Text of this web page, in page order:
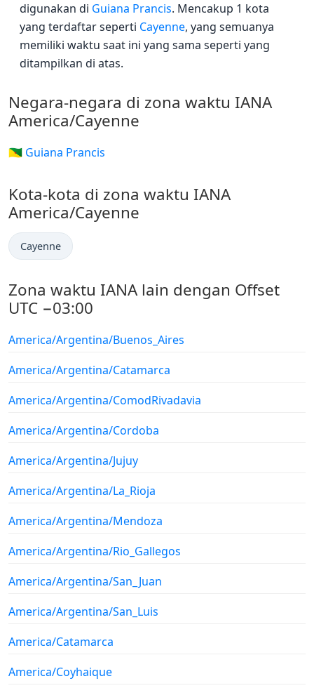
digunakan di Guiana Prancis. Mencakup 1 kota
yang terdaftar seperti Cayenne, yang semuanya
memiliki waktu saat ini yang sama seperti yang
ditampilkan di atas.
Negara-negara di zona waktu IANA
America/Cayenne
🇬🇫 Guiana Prancis
Kota-kota di zona waktu IANA
America/Cayenne
Cayenne
Zona waktu IANA lain dengan Offset
UTC −03:00
America/Argentina/Buenos_Aires
America/Argentina/Catamarca
America/Argentina/ComodRivadavia
America/Argentina/Cordoba
America/Argentina/Jujuy
America/Argentina/La_Rioja
America/Argentina/Mendoza
America/Argentina/Rio_Gallegos
America/Argentina/San_Juan
America/Argentina/San_Luis
America/Catamarca
America/Coyhaique